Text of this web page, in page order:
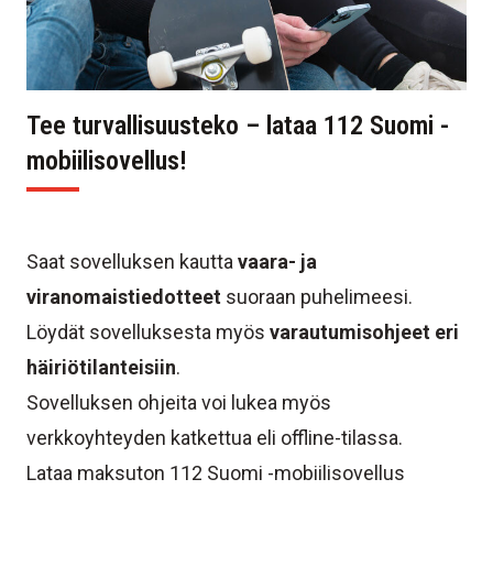
Tee turvallisuusteko – lataa 112 Suomi -
mobiilisovellus!
Saat sovelluksen kautta vaara- ja
viranomaistiedotteet suoraan puhelimeesi.
Löydät sovelluksesta myös varautumisohjeet eri
häiriötilanteisiin.
Sovelluksen ohjeita voi lukea myös
verkkoyhteyden katkettua eli offline-tilassa.
Lataa maksuton 112 Suomi -mobiilisovellus